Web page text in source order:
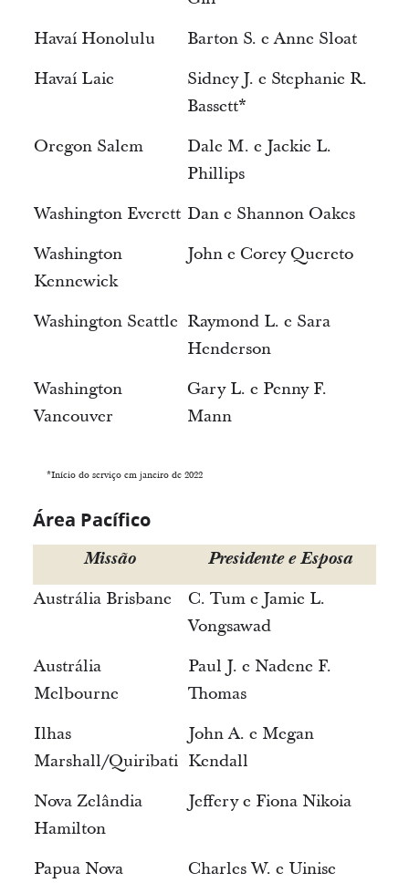
Havaí Honolulu
Barton S. e Anne Sloat
Havaí Laie
Sidney J. e Stephanie R.
Bassett*
Oregon Salem
Dale M. e Jackie L.
Phillips
Washington Everett Dan e Shannon Oakes
Washington
Kennewick
John e Corey Quereto
Washington Seattle Raymond L. e Sara
Henderson
Washington
Vancouver
Gary L. e Penny F.
Mann
*Início do serviço em janeiro de 2022
Área Pacífico
Missão
Presidente e Esposa
Austrália Brisbane
C. Tum e Jamie L.
Vongsawad
Austrália
Melbourne
Paul J. e Nadene F.
Thomas
Ilhas
Marshall/Quiribati
John A. e Megan
Kendall
Nova Zelândia
Hamilton
Jeffery e Fiona Nikoia
Papua Nova
Charles W. e Uinise